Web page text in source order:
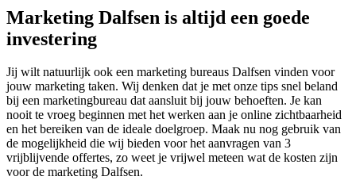
Marketing Dalfsen is altijd een goede
investering
Jij wilt natuurlijk ook een marketing bureaus Dalfsen vinden voor
jouw marketing taken. Wij denken dat je met onze tips snel beland
bij een marketingbureau dat aansluit bij jouw behoeften. Je kan
nooit te vroeg beginnen met het werken aan je online zichtbaarheid
en het bereiken van de ideale doelgroep. Maak nu nog gebruik van
de mogelijkheid die wij bieden voor het aanvragen van 3
vrijblijvende offertes, zo weet je vrijwel meteen wat de kosten zijn
voor de marketing Dalfsen.